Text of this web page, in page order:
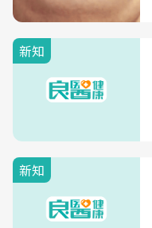
新知
新知